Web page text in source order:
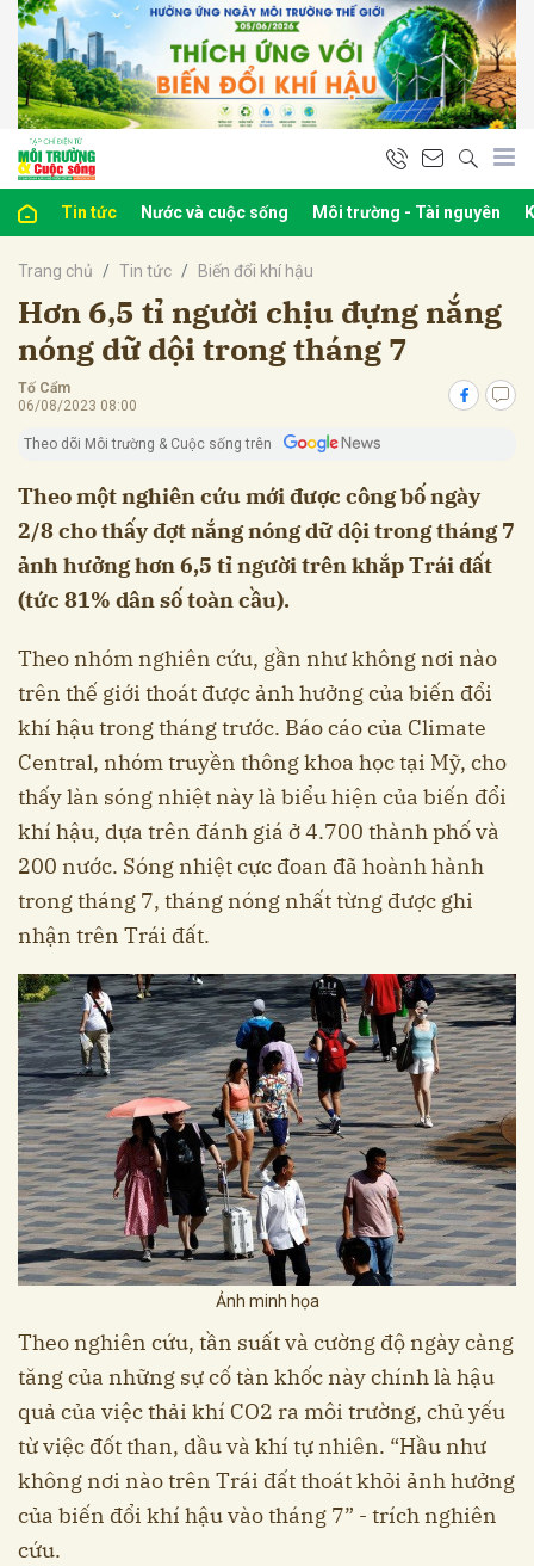
Tin tức Nước và cuộc sống Môi trường - Tài nguyên
Trang chủ Tin tức Biến đổi khí hậu
Hơn 6,5 tỉ người chịu đựng nắng
nóng dữ dội trong tháng 7
Tố Cẩm
06/08/2023 08:00
Theo dõi Môi trường & Cuộc sống trên
Theo một nghiên cứu mới được công bố ngày
2/8 cho thấy đợt nắng nóng dữ dội trong tháng 7
ảnh hưởng hơn 6,5 tỉ người trên khắp Trái đất
(tức 81% dân số toàn cầu).
Theo nhóm nghiên cứu, gần như không nơi nào
trên thế giới thoát được ảnh hưởng của biến đổi
khí hậu trong tháng trước. Báo cáo của Climate
Central, nhóm truyền thông khoa học tại Mỹ, cho
thấy làn sóng nhiệt này là biểu hiện của biến đổi
khí hậu, dựa trên đánh giá ở 4.700 thành phố và
200 nước. Sóng nhiệt cực đoan đã hoành hành
trong tháng 7, tháng nóng nhất từng được ghi
nhận trên Trái đất.
Ảnh minh họa
Theo nghiên cứu, tần suất và cường độ ngày càng
tăng của những sự cố tàn khốc này chính là hậu
quả của việc thải khí CO2 ra môi trường, chủ yếu
từ việc đốt than, dầu và khí tự nhiên. “Hầu như
không nơi nào trên Trái đất thoát khỏi ảnh hưởng
của biến đổi khí hậu vào tháng 7” - trích nghiên
cứu.
luận